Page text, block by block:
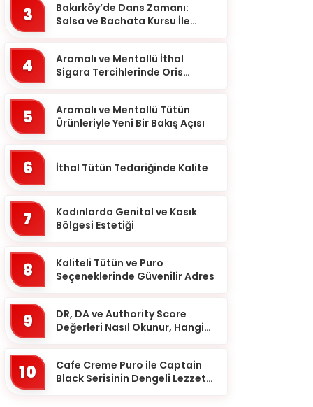
3
Bakırköy’de Dans Zamanı:
Salsa ve Bachata Kursu İle
4
Aromalı ve Mentollü İthal
Sigara Tercihlerinde Oris
5
Aromalı ve Mentollü Tütün
Ürünleriyle Yeni Bir Bakış Açısı
6 İthal Tütün Tedariğinde Kalite
7
Kadınlarda Genital ve Kasık
Bölgesi Estetiği
8
Kaliteli Tütün ve Puro
Seçeneklerinde Güvenilir Adres
9
DR, DA ve Authority Score
Değerleri Nasıl Okunur, Hangi
10
Cafe Creme Puro ile Captain
Black Serisinin Dengeli Lezzet
Artvin
Aydın
Balıkesir
Bartın
Batman
Bayburt
Bilecik
Bingöl
Bitlis
Bolu
Bursa
Çankırı
Denizli
Diyarbakır